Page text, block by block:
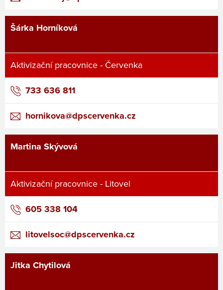
Šárka Horníková
Aktivizační pracovnice - Červenka
733 636 811
hornikova@dpscervenka.cz
Martina Skývová
Aktivizační pracovnice - Litovel
605 338 104
litovelsoc@dpscervenka.cz
Jitka Chytilová